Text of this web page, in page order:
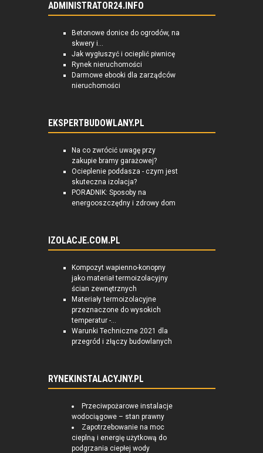
ADMINISTRATOR24.INFO
Betonowe donice do ogrodów, na
skwery i...
Jak wygłuszyć i ocieplić piwnicę
Rynek nieruchomości
Darmowe ebooki dla zarządców
nieruchomości
EKSPERTBUDOWLANY.PL
Na co zwrócić uwagę przy
zakupie bramy garażowej?
Ocieplenie poddasza - czym jest
skuteczna izolacja?
PORADNIK: Sposoby na
energooszczędny i zdrowy dom
IZOLACJE.COM.PL
Kompozyt wapienno-konopny
jako materiał termoizolacyjny
ścian zewnętrznych
Materiały termoizolacyjne
przeznaczone do wysokich
temperatur -...
Warunki Techniczne 2021 dla
przegród i złączy budowlanych
RYNEKINSTALACYJNY.PL
Przeciwpożarowe instalacje
wodociągowe – stan prawny
Zapotrzebowanie na moc
cieplną i energię użytkową do
podgrzania ciepłej wody